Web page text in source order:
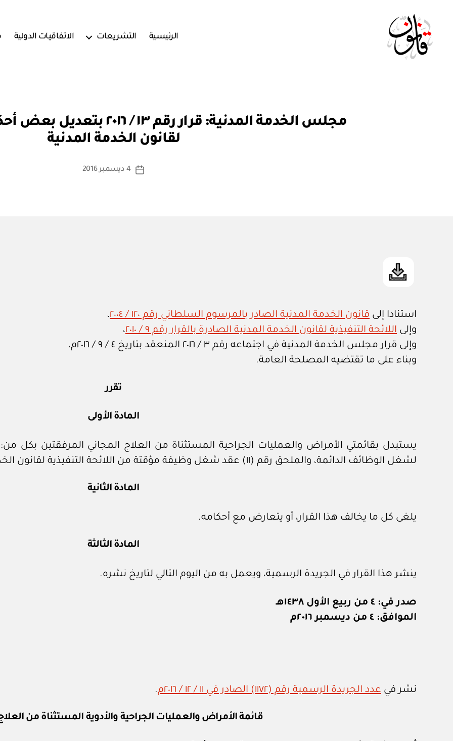
الرئيسية التشريعات الاتفاقيات الدولية
التصنيفات
مجلس الخدمة المدنية: قرار رقم ١٣
لقانون الخدمة المدنية
كاتب
ا
س
ة
تاريخ
4 ديسمبر 2016
استنادا إلى قانون الخدمة المدنية الصادر بالمرسوم السلطاني رقم ١٢٠ / ٢٠٠٤
،
وإلى اللائحة التنفيذية لقانون الخدمة المدنية الصادرة بالقرار رقم ٩ / ٢٠١٠
،
وإلى قرار مجلس الخدمة المدنية في اجتماعه رقم ٣ / ٢٠١٦ المنعقد بتاريخ ٤ / ٩ / ٢٠١٦م،
وبناء على ما تقتضيه المصلحة العامة.
تقرر
المادة الأولى
لشغل الوظائف الدائمة، والملحق رقم (١١) عقد شغل وظيفة مؤقتة من اللائحة التنفيذية لقانون الخدمة المدنية المشار إليها، القائمة المرفقة.
المادة الثانية
يلغى كل ما يخالف هذا القرار، أو يتعارض مع أحكامه.
المادة الثالثة
ينشر هذا القرار في الجريدة الرسمية، ويعمل به من اليوم التالي لتاريخ نشره.
صدر في: ٤ من ربيع الأول ١٤٣٨هـ
الموافق: ٤ من ديسمبر ٢٠١٦م
نشر في عدد الجريدة الرسمية رقم (١١٧٢) الصادر في ١١ / ١٢ / ٢٠١٦م .
قائمة الأمراض والعمليات الجراحية والأدوية المستثناة من